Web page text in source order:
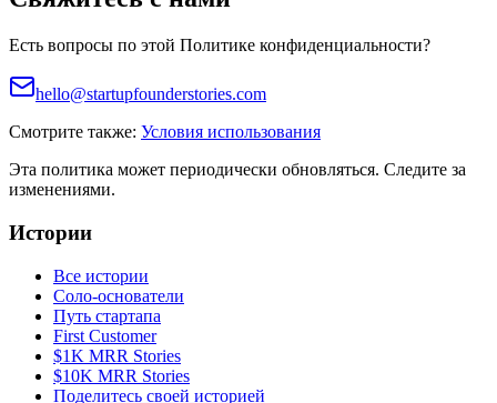
Есть вопросы по этой Политике конфиденциальности?
hello@startupfounderstories.com
Смотрите также: Условия использования
Эта политика может периодически обновляться. Следите за
изменениями.
Истории
Все истории
Соло-основатели
Путь стартапа
First Customer
$1K MRR Stories
$10K MRR Stories
Поделитесь своей историей